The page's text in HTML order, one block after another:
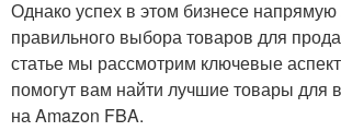
Однако успех в этом бизнесе напрямую
правильного выбора товаров для
статье мы рассмотрим ключевые
помогут вам найти лучшие товары для
на Amazon FBA.